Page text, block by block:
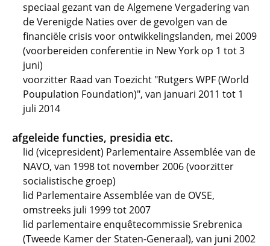
speciaal gezant van de Algemene Vergadering van
de Verenigde Naties over de gevolgen van de
financiële crisis voor ontwikkelingslanden, mei 2009
(voorbereiden conferentie in New York op 1 tot 3
juni)
voorzitter Raad van Toezicht "Rutgers WPF (World
Poupulation Foundation)", van januari 2011 tot 1
juli 2014
afgeleide functies, presidia etc.
lid (vicepresident) Parlementaire Assemblée van de
NAVO, van 1998 tot november 2006 (voorzitter
socialistische groep)
lid Parlementaire Assemblée van de OVSE,
omstreeks juli 1999 tot 2007
lid parlementaire enquêtecommissie Srebrenica
(Tweede Kamer der Staten-Generaal), van juni 2002